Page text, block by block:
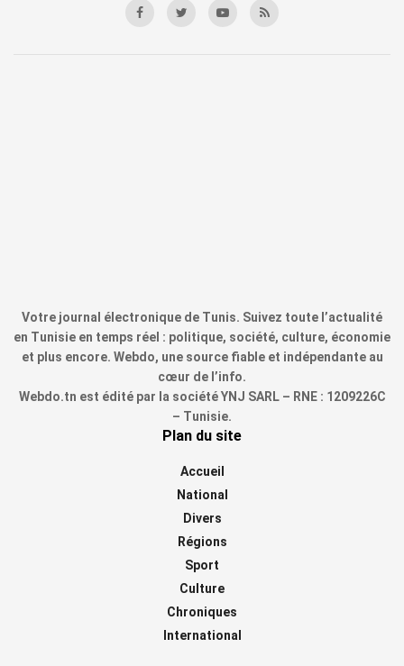
Votre journal électronique de Tunis. Suivez toute l’actualité
en Tunisie en temps réel : politique, société, culture, économie
et plus encore. Webdo, une source fiable et indépendante au
cœur de l’info.
Webdo.tn est édité par la société YNJ SARL – RNE : 1209226C
– Tunisie.
Plan du site
Accueil
National
Divers
Régions
Sport
Culture
Chroniques
International